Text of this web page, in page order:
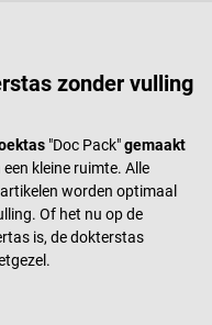
zonder vulling
"Doc Pack"gemaakt
kleine ruimte. Alle
worden optimaal
Of het nu op de
is, de dokterstas